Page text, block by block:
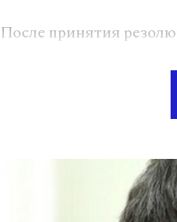
После принятия
принятие СБ ООН
сотрудничество в
пресс-секретарь